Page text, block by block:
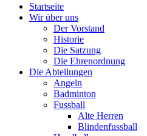
Startseite
Wir über uns
Der Vorstand
Historie
Die Satzung
Die Ehrenordnung
Die Abteilungen
Angeln
Badminton
Fussball
Alte Herren
Blindenfussball